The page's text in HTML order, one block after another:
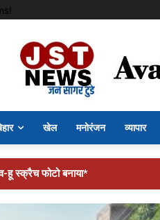
खेल मनोरंजन व्यापार
यादव को सीएम बनाने का संकल्प